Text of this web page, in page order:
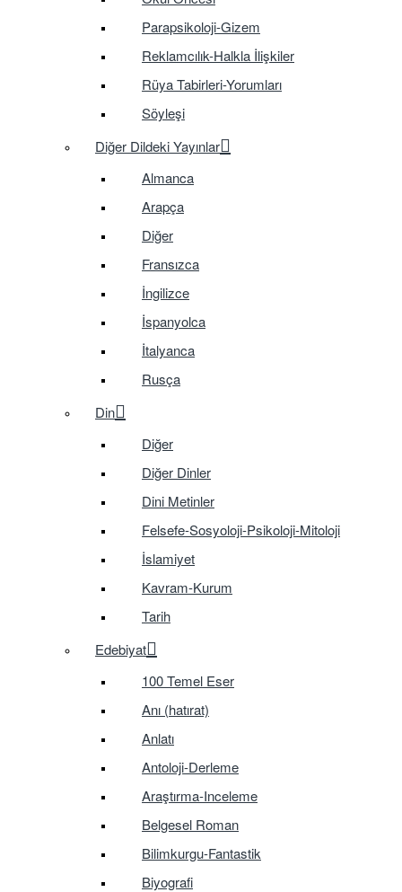
Parapsikoloji-Gizem
Reklamcılık-Halkla İlişkiler
Rüya Tabirleri-Yorumları
Söyleşi
Diğer Dildeki Yayınlar
Almanca
Arapça
Diğer
Fransızca
İngilizce
İspanyolca
İtalyanca
Rusça
Din
Diğer
Diğer Dinler
Dini Metinler
Felsefe-Sosyoloji-Psikoloji-Mitoloji
İslamiyet
Kavram-Kurum
Tarih
Edebiyat
100 Temel Eser
Anı (hatırat)
Anlatı
Antoloji-Derleme
Araştırma-Inceleme
Belgesel Roman
Bilimkurgu-Fantastik
Biyografi